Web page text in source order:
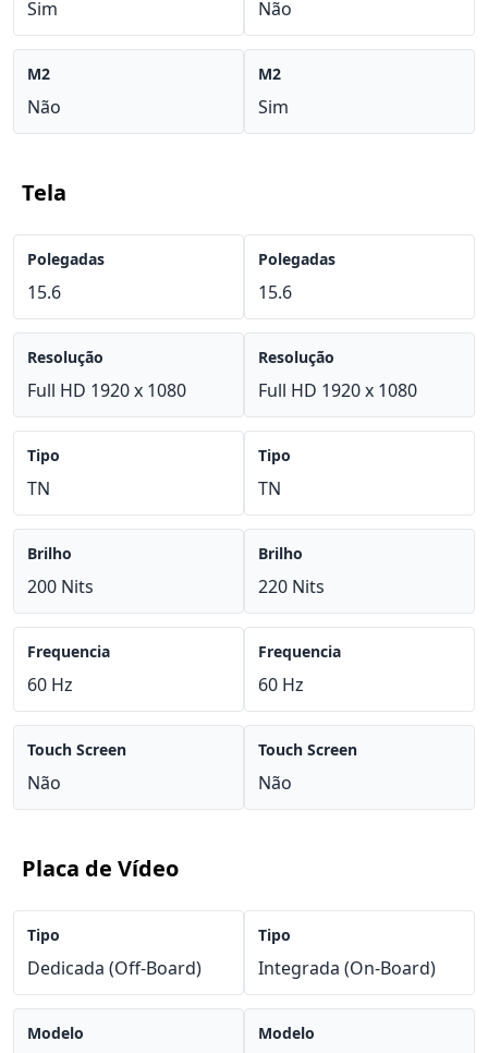
Sim
M2
Não
Não
M2
Sim
Tela
Polegadas
15.6
Resolução
Full HD 1920 x 1080
Tipo
TN
Brilho
200 Nits
Frequencia
60 Hz
Touch Screen
Não
Polegadas
15.6
Resolução
Full HD 1920 x 1080
Tipo
TN
Brilho
220 Nits
Frequencia
60 Hz
Touch Screen
Não
Placa de Vídeo
Tipo
Dedicada (Off-Board)
Modelo
Tipo
Integrada (On-Board)
Modelo